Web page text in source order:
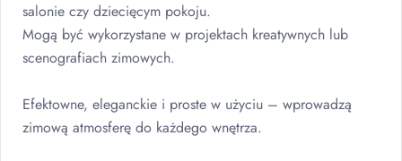
salonie czy dziecięcym pokoju.
Mogą być wykorzystane w projektach kreatywnych lub
scenografiach zimowych.
Efektowne, eleganckie i proste w użyciu – wprowadzą
zimową atmosferę do każdego wnętrza.